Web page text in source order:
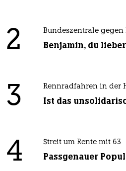
2 Bundeszentrale
Benjamin, du
3 Rennradfahren in der
Ist das
4 Streit um Rente mit 63
Passgenauer